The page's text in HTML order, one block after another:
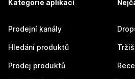
Kategorie aplikací
Prodejní kanály
Hledání produktů
Prodej produktů